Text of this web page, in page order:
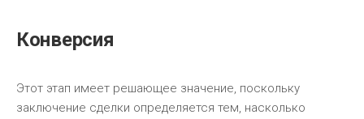
Конверсия
Этот этап имеет решающее значение, поскольку
заключение сделки определяется тем, насколько